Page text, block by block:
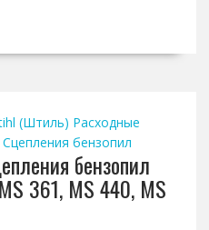
(Штиль) Расходные
Сцепления бензопил
бензопил
361, MS 440, MS